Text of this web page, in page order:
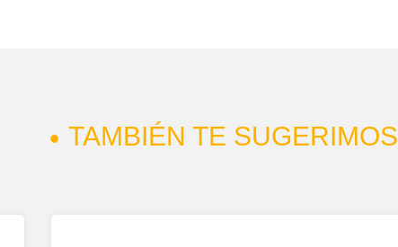
TAMBIÉN TE SUGERIMOS